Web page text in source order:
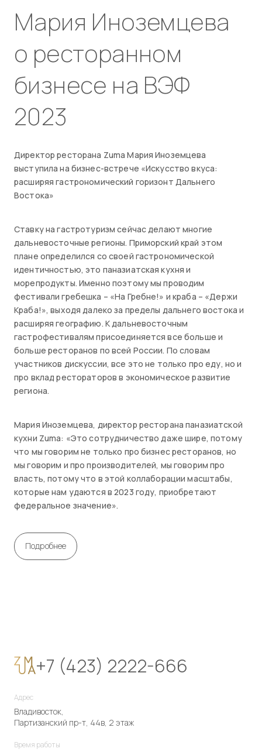
Мария Иноземцева
о ресторанном
бизнесе на ВЭФ
2023
Директор ресторана Zuma Мария Иноземцева
выступила на бизнес-встрече «Искусство вкуса:
расширяя гастрономический горизонт Дальнего
Востока»
Ставку на гастротуризм сейчас делают многие
дальневосточные регионы. Приморский край этом
плане определился со своей гастрономической
идентичностью, это паназиатская кухня и
морепродукты. Именно поэтому мы проводим
фестивали гребешка – «На Гребне!» и краба – «Держи
Краба!», выходя далеко за пределы дальнего востока и
расширяя географию. К дальневосточным
гастрофестивалям присоединяется все больше и
больше ресторанов по всей России. По словам
участников дискуссии, все это не только про еду, но и
про вклад рестораторов в экономическое развитие
региона.
Мария Иноземцева, директор ресторана паназиатской
кухни Zuma: «Это сотрудничество даже шире, потому
что мы говорим не только про бизнес ресторанов, но
мы говорим и про производителей, мы говорим про
власть, потому что в этой коллаборации масштабы,
которые нам удаются в 2023 году, приобретают
федеральное значение».
Подробнее
+7 (423) 2222-666
Адрес
Владивосток,
Партизанский пр-т, 44в, 2 этаж
Время работы